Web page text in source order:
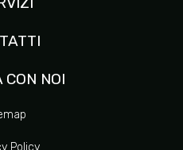
CON NOI
Policy